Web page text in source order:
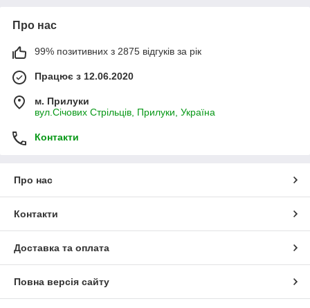
Про нас
99% позитивних з 2875 відгуків за рік
Працює з 12.06.2020
м. Прилуки
вул.Січових Стрільців, Прилуки, Україна
Контакти
Про нас
Контакти
Доставка та оплата
Повна версія сайту